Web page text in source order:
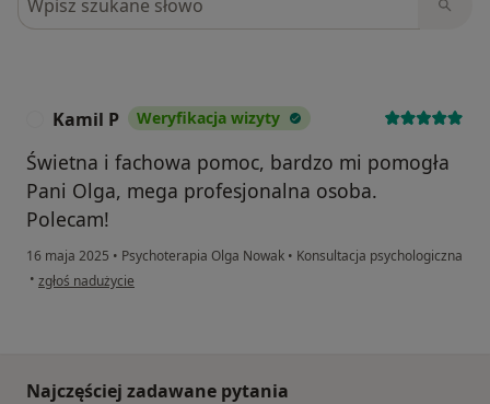
Kamil P Weryfikacja wizyty
Świetna i fachowa pomoc, bardzo mi pomogła
Pani Olga, mega profesjonalna osoba.
Polecam!
16 maja 2025 • Psychoterapia Olga Nowak • Konsultacja psychologiczna
• w opinii użytkownika Kamil P
zgłoś nadużycie
Najczęściej zadawane pytania